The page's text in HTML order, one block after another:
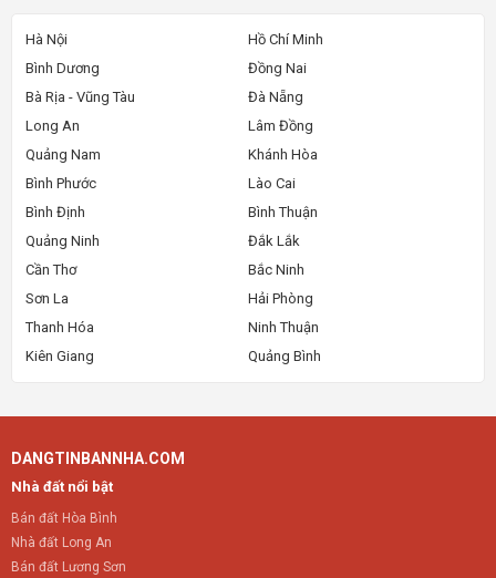
Hà Nội
Hồ Chí Minh
Bình Dương
Đồng Nai
Bà Rịa - Vũng Tàu
Đà Nẵng
Long An
Lâm Đồng
Quảng Nam
Khánh Hòa
Bình Phước
Lào Cai
Bình Định
Bình Thuận
Quảng Ninh
Đắk Lắk
Cần Thơ
Bắc Ninh
Sơn La
Hải Phòng
Thanh Hóa
Ninh Thuận
Kiên Giang
Quảng Bình
DANGTINBANNHA.COM
Nhà đất nổi bật
Bán đất Hòa Bình
Nhà đất Long An
Bán đất Lương Sơn